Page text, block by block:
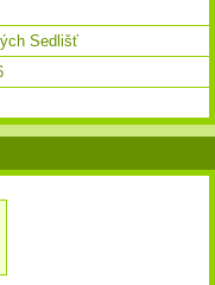
Sedlišť